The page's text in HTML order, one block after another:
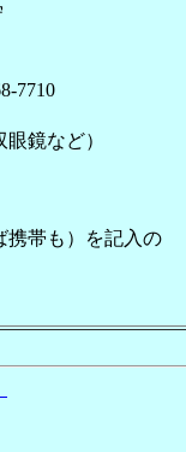
7710
鏡など）
携帯も）を記入の